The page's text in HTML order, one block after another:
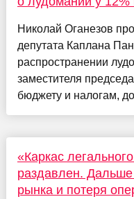
Николай Оганезов
депутата Каплана
распространении
заместителя
бюджету и налогам,
«Каркас
раздавлен.
рынка и потеря